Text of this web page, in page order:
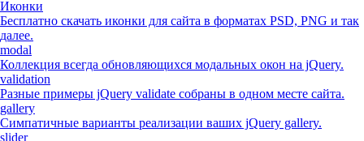
Иконки
Бесплатно скачать иконки для сайта в форматах PSD, PNG и так
далее.
modal
Коллекция всегда обновляющихся модальных окон на jQuery.
validation
Разные примеры jQuery validate собраны в одном месте сайта.
gallery
Симпатичные варианты реализации ваших jQuery gallery.
slider